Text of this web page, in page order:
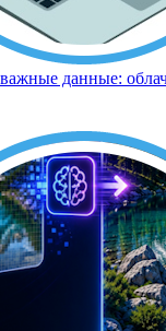
данные: